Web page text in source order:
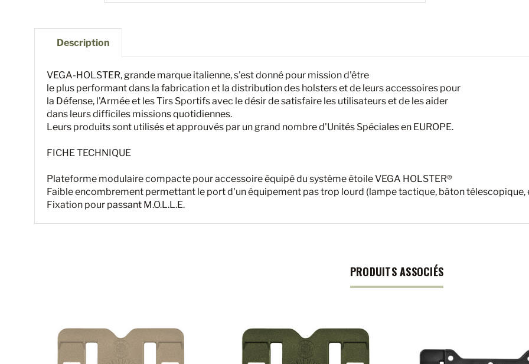
Description
VEGA-HOLSTER, grande marque italienne, s'est donné pour mission d'être
le plus performant dans la fabrication et la distribution des holsters et de leurs accessoires pour
la Défense, l'Armée et les Tirs Sportifs avec le désir de satisfaire les utilisateurs et de les aider
dans leurs difficiles missions quotidiennes.
Leurs produits sont utilisés et approuvés par un grand nombre d'Unités Spéciales en EUROPE.
FICHE TECHNIQUE
Plateforme modulaire compacte pour accessoire équipé du système étoile VEGA HOLSTER®
Faible encombrement permettant le port d'un équipement pas trop lourd (lampe tactique, bâton télescopique,
Fixation pour passant M.O.L.L.E.
PRODUITS ASSOCIÉS